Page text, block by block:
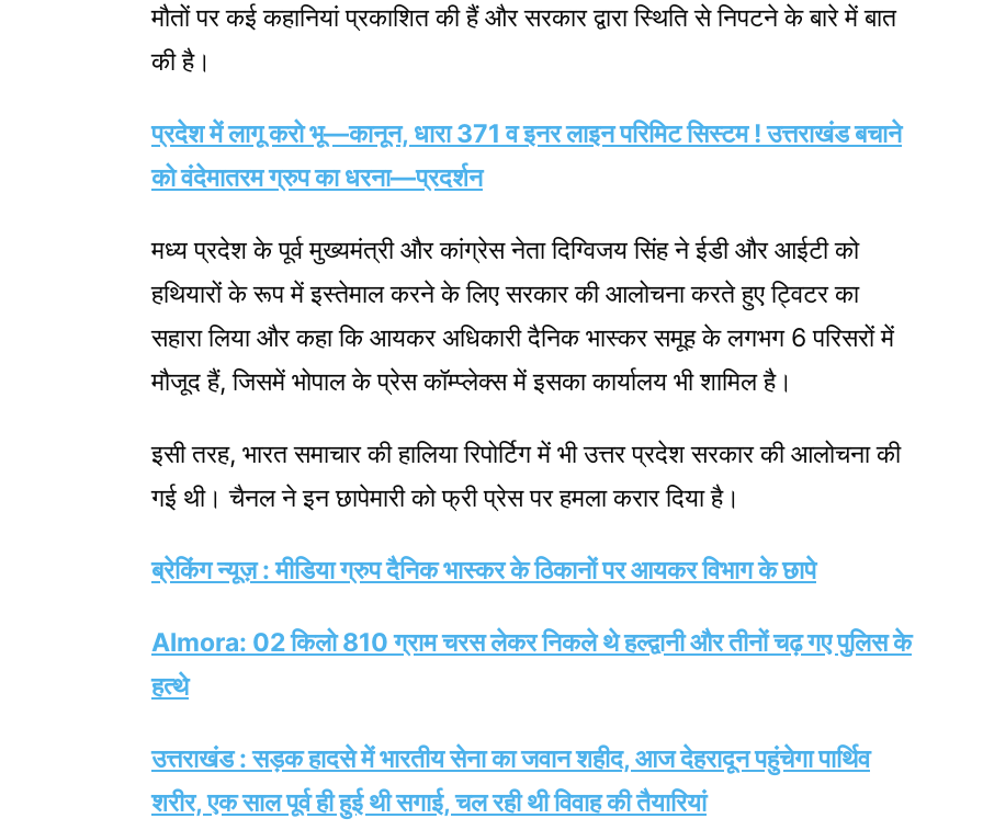
मौतों पर कई कहानियां प्रकाशित की हैं और सरकार द्वारा स्थिति से निपटने के बारे में बात
की है।
प्रदेश में लागू करो भू—कानून, धारा 371 व इनर लाइन परिमिट सिस्टम ! उत्तराखंड बचाने
को वंदेमातरम ग्रुप का धरना—प्रदर्शन
मध्य प्रदेश के पूर्व मुख्यमंत्री और कांग्रेस नेता दिग्विजय सिंह ने ईडी और आईटी को
हथियारों के रूप में इस्तेमाल करने के लिए सरकार की आलोचना करते हुए ट्विटर का
सहारा लिया और कहा कि आयकर अधिकारी दैनिक भास्कर समूह के लगभग 6 परिसरों में
मौजूद हैं, जिसमें भोपाल के प्रेस कॉम्प्लेक्स में इसका कार्यालय भी शामिल है।
इसी तरह, भारत समाचार की हालिया रिपोर्टिग में भी उत्तर प्रदेश सरकार की आलोचना की
गई थी। चैनल ने इन छापेमारी को फ्री प्रेस पर हमला करार दिया है।
ब्रेकिंग न्यूज़ : मीडिया ग्रुप दैनिक भास्कर के ठिकानों पर आयकर विभाग के छापे
Almora: 02 किलो 810 ग्राम चरस लेकर निकले थे हल्द्वानी और तीनों चढ़ गए पुलिस के
हत्थे
उत्तराखंड : सड़क हादसे में भारतीय सेना का जवान शहीद, आज देहरादून पहुंचेगा पार्थिव
शरीर, एक साल पूर्व ही हुई थी सगाई, चल रही थी विवाह की तैयारियां